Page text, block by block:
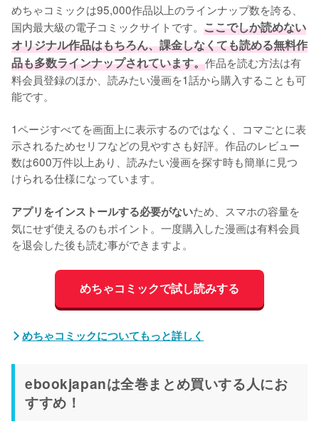
めちゃコミックは95,000作品以上のラインナップ数を誇る、
国内最大級の電子コミックサイトです。 ここでしか読めない
オリジナル作品はもちろん、課金しなくても読める無料作
品も多数ラインナップされています。作品を読む方法は有
料会員登録のほか、読みたい漫画を1話から購入することも可
能です。
1ページすべてを画面上に表示するのではなく、コマごとに表
示されるためセリフなどの見やすさも好評。作品のレビュー
数は600万件以上あり、読みたい漫画を探す時も簡単に見つ
けられる仕様になっています。
アプリをインストールする必要がないため、スマホの容量を
気にせず使えるのもポイント。一度購入した漫画は有料会員
を退会した後も読む事ができますよ。
めちゃコミックで試し読みする
めちゃコミックについてもっと詳しく
ebookjapanは全巻まとめ買いする人にお
すすめ！